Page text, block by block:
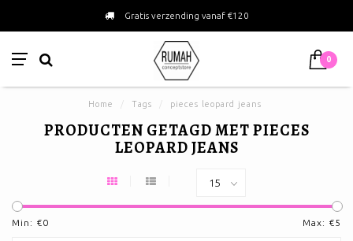
Gratis verzending vanaf €120
0
Home Tags pieces leopard jeans
PRODUCTEN GETAGD MET PIECES
LEOPARD JEANS
Min: €0 Max: €5